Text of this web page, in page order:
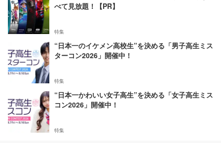
べて見放題！【PR】
特集
“日本一のイケメン高校生”を決める「男子高生ミス
ターコン2026」開催中！
特集
“日本一かわいい女子高生”を決める「女子高生ミス
コン2026」開催中！
特集